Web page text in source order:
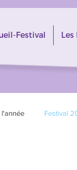
Festival
Festival